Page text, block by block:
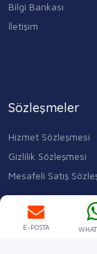
Bilgi Bankası
İletişim
Sözleşmeler
Hizmet Sözleşmesi
Gizlilik Sözleşmesi
Mesafeli Satış
Kocasinan
İstanbul
0543 315 17 84
E-POSTA